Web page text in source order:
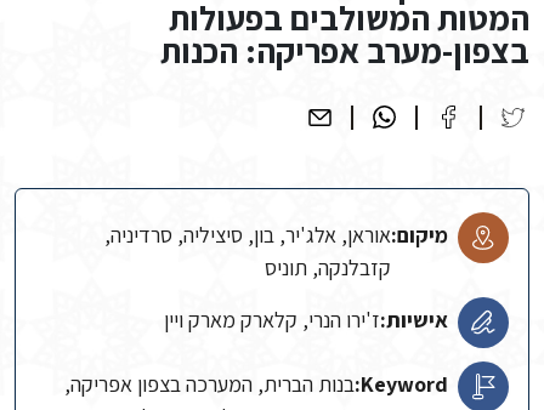
המטות המשולבים בפעולות
בצפון-מערב אפריקה: הכנות
מיקום:אוראן, אלג'יר, בון, סיציליה, סרדיניה,
קזבלנקה, תוניס
אישיות:ז'ירו הנרי, קלארק מארק ויין
Keyword: בנות הברית, המערכה בצפון אפריקה,